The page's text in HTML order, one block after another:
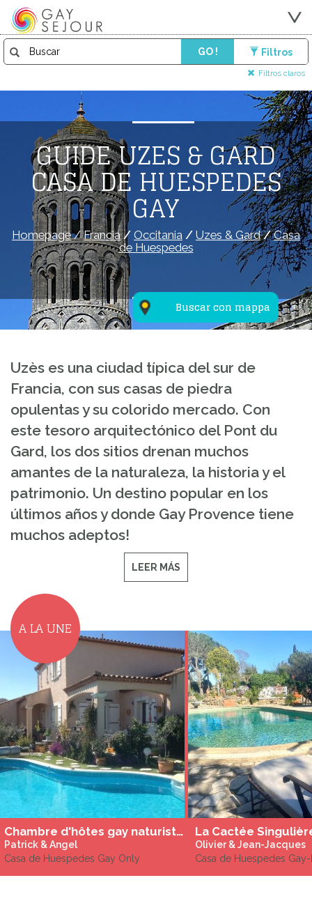
GO ! Filtros
Filtros claros
Buscar con mappa
GUIDE UZES & GARD
CASA DE HUESPEDES
GAY
Homepage/Francia/ Occitania / Uzes & Gard/Casa
de Huespedes
Uzès es una ciudad típica del sur de
Francia, con sus casas de piedra
opulentas y su colorido mercado. Con
este tesoro arquitectónico del Pont du
Gard, los dos sitios drenan muchos
amantes de la naturaleza, la historia y el
patrimonio. Un destino popular en los
últimos años y donde Gay Provence tiene
muchos adeptos!
LEER MÁS
A LA UNE
Chambre d'hôtes gay naturiste proche de Pezenas
Patrick & Angel
Casa de Huespedes Gay Only
La Cactée
Olivier & Jean-Jacques
Casa de Huespedes